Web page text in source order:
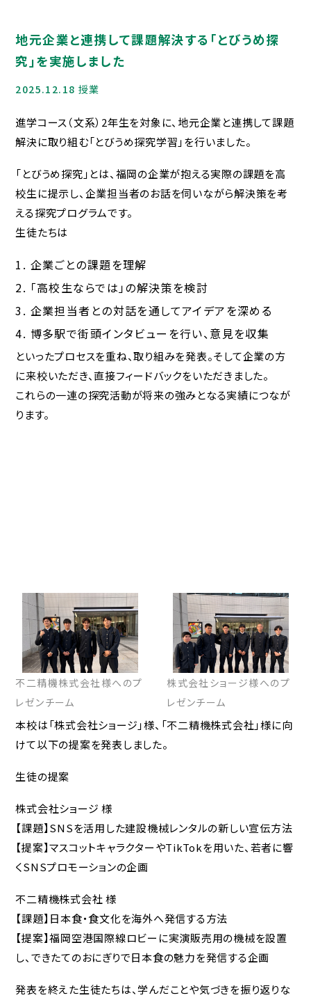
お問合せ
各種証明書
災害給付制度につい
て
いじめ防止基本方針
Jアラートへの対応
緊急時の対応につい
て
HIGASHI蔵書検索
卒業生の方へ
同窓会
ブランドガイドライン
アクセス
採用情報
お問合せ
個人情報保護方針
地元企業と連携して課題解決する「とびうめ探
究」を実施しました
2025.12.18 授業
進学コース（文系）2年生を対象に、地元企業と連携して課題
解決に取り組む「とびうめ探究学習」を行いました。
「とびうめ探究」とは、福岡の企業が抱える実際の課題を高
校生に提示し、企業担当者のお話を伺いながら解決策を考
える探究プログラムです。
生徒たちは
企業ごとの課題を理解
「高校生ならでは」の解決策を検討
企業担当者との対話を通してアイデアを深める
博多駅で街頭インタビューを行い、意見を収集
といったプロセスを重ね、取り組みを発表。そして企業の方
に来校いただき、直接フィードバックをいただきました。
これらの一連の探究活動が将来の強みとなる実績につなが
ります。
不二精機株式会社様へのプ
レゼンチーム
株式会社ショージ様へのプ
レゼンチーム
本校は「株式会社ショージ」様、「不二精機株式会社」様に向
けて以下の提案を発表しました。
生徒の提案
株式会社ショージ 様
【課題】SNSを活用した建設機械レンタルの新しい宣伝方法
【提案】マスコットキャラクターやTikTokを用いた、若者に響
くSNSプロモーションの企画
不二精機株式会社 様
【課題】日本食・食文化を海外へ発信する方法
【提案】福岡空港国際線ロビーに実演販売用の機械を設置
し、できたてのおにぎりで日本食の魅力を発信する企画
発表を終えた生徒たちは、学んだことや気づきを振り返りな